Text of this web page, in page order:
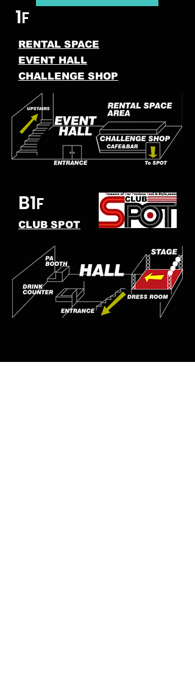
1F
RENTAL SPACE
EVENT HALL
CHALLENGE SHOP
B1F
CLUB SPOT